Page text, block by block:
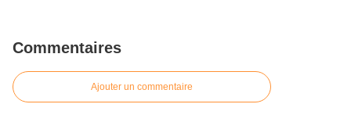
Commentaires
Ajouter un commentaire